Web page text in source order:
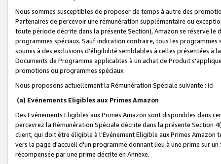
Nous sommes susceptibles de proposer de temps à autre des
Partenaires de percevoir une rémunération supplémentaire ou
toute période décrite dans la présente Section), Amazon se réserve
programmes spéciaux. Sauf indication contraire, tous les
soumis à des exclusions d'éligibilité semblables à celles présentées à
Documents de Programme applicables à un achat de Produit
promotions ou programmes spéciaux.
Nous proposons actuellement la Rémunération Spéciale suivante : ici
(a) Evénements Eligibles aux Primes Amazon
Des Evénements Eligibles aux Primes Amazon sont disponibles dans
percevrez la Rémunération Spéciale décrite dans la présente Section
client, qui doit être éligible à l'Evénement Eligible aux Primes Amazon
vers la page d'accueil d'un programme donnant lieu à une prime sur
récompensée par une prime décrite en Annexe.